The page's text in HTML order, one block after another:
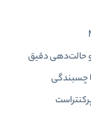
چسبندگی